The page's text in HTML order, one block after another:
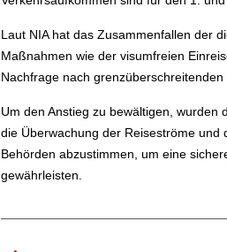
Laut NIA hat das Zusammenfallen der
Maßnahmen wie der visumfreien
Nachfrage nach
Um den Anstieg zu bewältigen,
die Überwachung der Reiseströme
Behörden abzustimmen, um eine
gewährleisten.